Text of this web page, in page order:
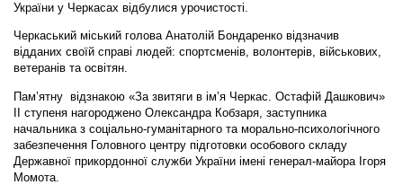
України у Черкасах відбулися урочистості.
Черкаський міський голова Анатолій Бондаренко відзначив
відданих своїй справі людей: спортсменів, волонтерів, військових,
ветеранів та освітян.
Пам’ятну відзнакою «За звитяги в ім’я Черкас. Остафій Дашкович»
ІІ ступеня нагороджено Олександра Кобзаря, заступника
начальника з соціально-гуманітарного та морально-психологічного
забезпечення Головного центру підготовки особового складу
Державної прикордонної служби України імені генерал-майора Ігоря
Момота.